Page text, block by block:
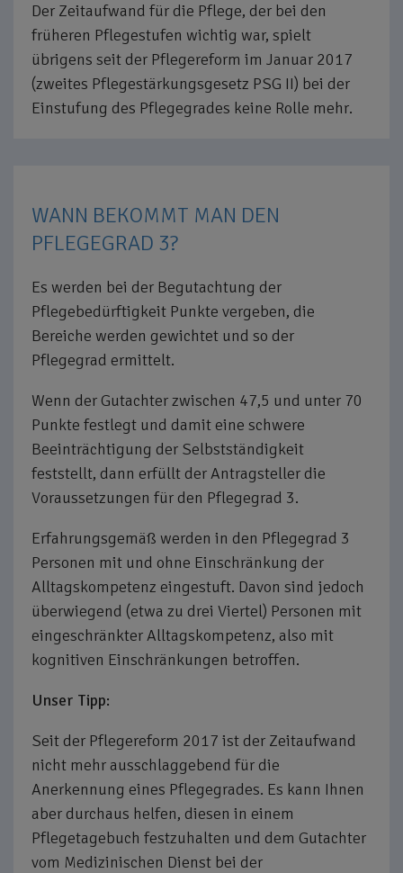
Der Zeitaufwand für die Pflege, der bei den
früheren Pflegestufen wichtig war, spielt
übrigens seit der Pflegereform im Januar 2017
(zweites Pflegestärkungsgesetz PSG II) bei der
Einstufung des Pflegegrades keine Rolle mehr.
WANN BEKOMMT MAN DEN
PFLEGEGRAD 3?
Es werden bei der Begutachtung der
Pflegebedürftigkeit Punkte vergeben, die
Bereiche werden gewichtet und so der
Pflegegrad ermittelt.
Wenn der Gutachter zwischen 47,5 und unter 70
Punkte festlegt und damit eine schwere
Beeinträchtigung der Selbstständigkeit
feststellt, dann erfüllt der Antragsteller die
Voraussetzungen für den Pflegegrad 3.
Erfahrungsgemäß werden in den Pflegegrad 3
Personen mit und ohne Einschränkung der
Alltagskompetenz eingestuft. Davon sind jedoch
überwiegend (etwa zu drei Viertel) Personen mit
eingeschränkter Alltagskompetenz, also mit
kognitiven Einschränkungen betroffen.
Unser Tipp:
Seit der Pflegereform 2017 ist der Zeitaufwand
nicht mehr ausschlaggebend für die
Anerkennung eines Pflegegrades. Es kann Ihnen
aber durchaus helfen, diesen in einem
Pflegetagebuch festzuhalten und dem Gutachter
vom Medizinischen Dienst bei der